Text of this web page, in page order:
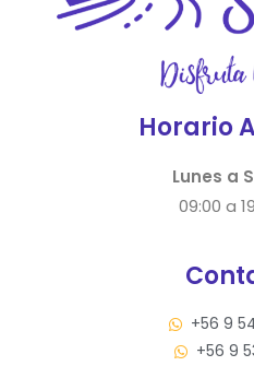
Horario
Lunes a
09:00 a
+56 9
+56 9